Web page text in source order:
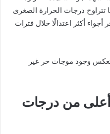
تتراوح درجات الحرارة الصغرى
ما يوفر أجواء أكثر اعتدالًا خلال فترات
وجود موجات حر غير
أعلى من درجات